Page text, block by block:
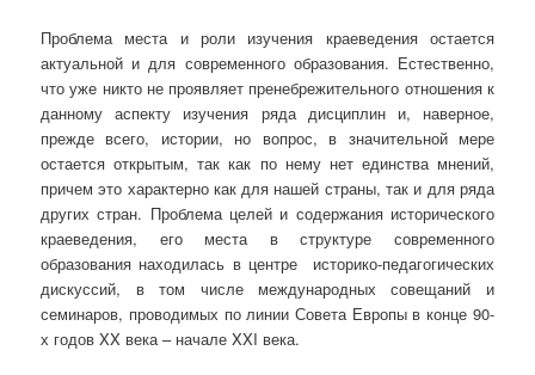
Проблема места и роли изучения краеведения остается
актуальной и для современного образования. Естественно,
что уже никто не проявляет пренебрежительного отношения к
данному аспекту изучения ряда дисциплин и, наверное,
прежде всего, истории, но вопрос, в значительной мере
остается открытым, так как по нему нет единства мнений,
причем это характерно как для нашей страны, так и для ряда
других стран. Проблема целей и содержания исторического
краеведения, его места в структуре современного
образования находилась в центре историко-педагогических
дискуссий, в том числе международных совещаний и
семинаров, проводимых по линии Совета Европы в конце 90-
х годов XX века – начале XXI века.